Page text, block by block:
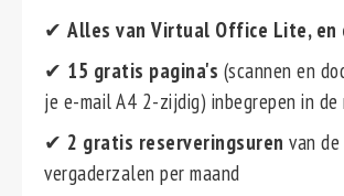
✔ Alles van Virtual Office Lite, en
✔ 15 gratis pagina's (scannen en
je e-mail A4 2-zijdig) inbegrepen in de
✔ 2 gratis reserveringsuren van de
vergaderzalen per maand